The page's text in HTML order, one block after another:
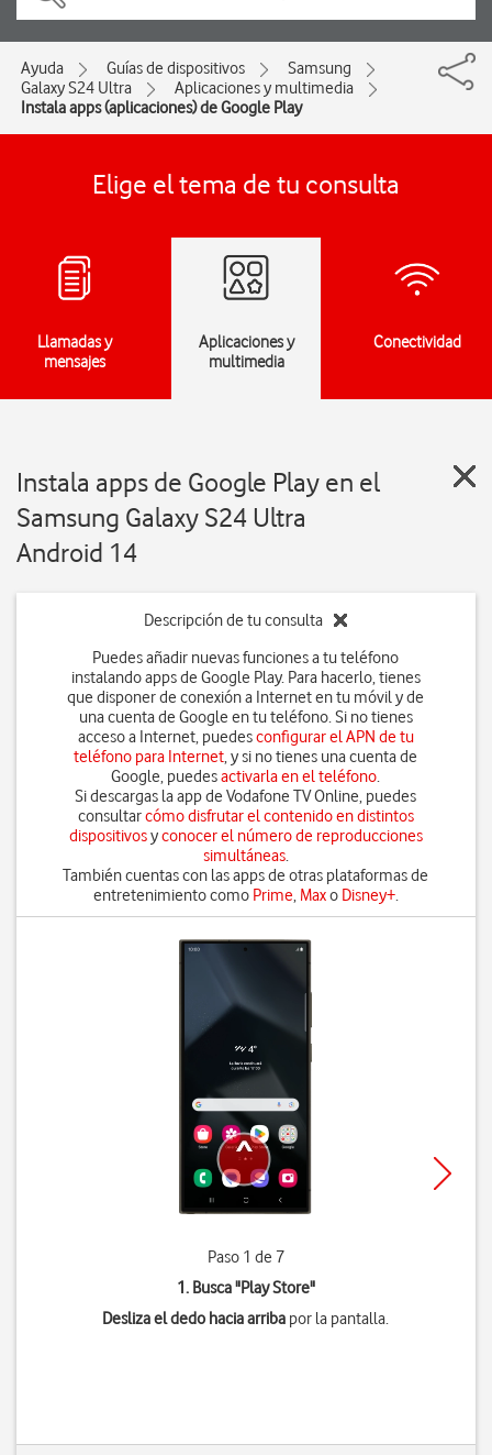
Ayuda Guías de dispositivos
Samsung
Galaxy S24 Ultra
Aplicaciones y multimedia
Instala apps (aplicaciones) de Google Play
Elige el tema de tu consulta
Llamadas y
mensajes
Aplicaciones y
multimedia
Conectividad
Instala apps de Google Play en el
Samsung Galaxy S24 Ultra
Android 14
Descripción de tu consulta
Puedes añadir nuevas funciones a tu teléfono
instalando apps de Google Play. Para hacerlo, tienes
que disponer de conexión a Internet en tu móvil y de
una cuenta de Google en tu teléfono. Si no tienes
acceso a Internet, puedesconfigurar el APN de tu
teléfono para Internet, y si no tienes una cuenta de
Google, puedesactivarla en el teléfono.
Si descargas la app de Vodafone TV Online, puedes
consultarcómo disfrutar el contenido en distintos
dispositivosyconocer el número de reproducciones
simultáneas.
También cuentas con las apps de otras plataformas de
entretenimiento como Prime, Maxo Disney+.
Paso 1 de 7
1. Busca "Play Store"
Desliza el dedo hacia arriba por la pantalla.